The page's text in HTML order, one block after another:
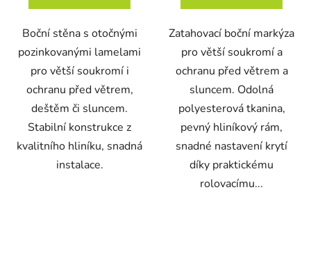
Boční stěna s otočnými
pozinkovanými lamelami
pro větší soukromí i
ochranu před větrem,
deštěm či sluncem.
Stabilní konstrukce z
kvalitního hliníku, snadná
instalace.
Zatahovací boční markýza
pro větší soukromí a
ochranu před větrem a
sluncem. Odolná
polyesterová tkanina,
pevný hliníkový rám,
snadné nastavení krytí
díky praktickému
rolovacímu...